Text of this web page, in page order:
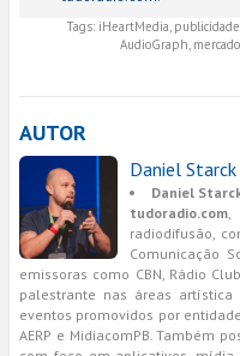
Tags: iHeartMedia,
AudioGraph,
AUTOR
Daniel Starck
Daniel
tudoradio.com,
radiodifusão,
Comunicação
emissoras como CBN, Rádio
palestrante nas áreas
eventos promovidos por entidades
AERP e MidiacomPB. Também